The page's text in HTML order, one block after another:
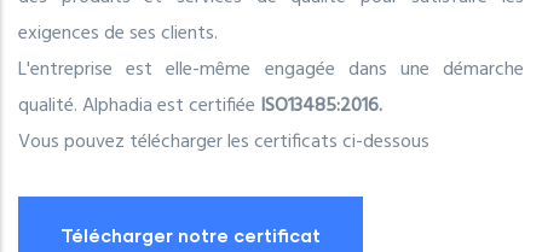
exigences de ses clients.
L'entreprise est elle-même engagée dans une démarche
qualité. Alphadia est certifiée ISO13485:2016.
Vous pouvez télécharger les certificats ci-dessous
Télécharger notre certificat